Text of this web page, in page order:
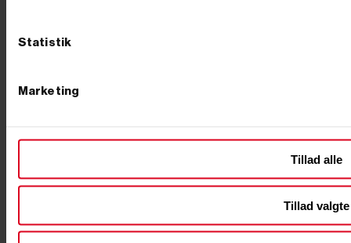
Statistik
Marketing
Tillad alle
Tillad valgte
koster en minigraver? Prisen afhænger af størrelse,
du for vægt, motorkraft og det udstyr, der følger med.
hurtigskift fra start er ofte billigere end at købe det hele
løst bagefter. Er du i tvivl, så ring – vi sammensætter
budgettet. Køb din minigraver hos Primus Danmark Vi
står vi klar med rådgivning, før du køber. Vi har eget
lager og butik i Børkop, hvor du kan se maskinerne og